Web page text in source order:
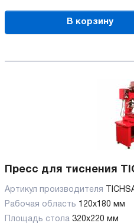
В корзину
Пресс для тиснения
Артикул производителя
Рабочая область 120х180 мм
Площадь стола 320х220 мм